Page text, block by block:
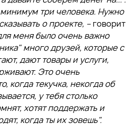
три человека. Нужно
о проекте, –говорит
меня было очень важно
много друзей, которые с
дают товары и услуги,
Это очень
когда текучка, некогда об
у тебя столько
хотят поддержать и
когда ты их зовешь".